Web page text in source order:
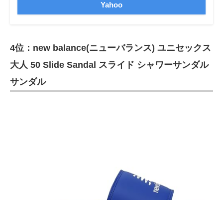
Yahoo
4位：new balance(ニューバランス) ユニセックス
大人 50 Slide Sandal スライド シャワーサンダル
サンダル